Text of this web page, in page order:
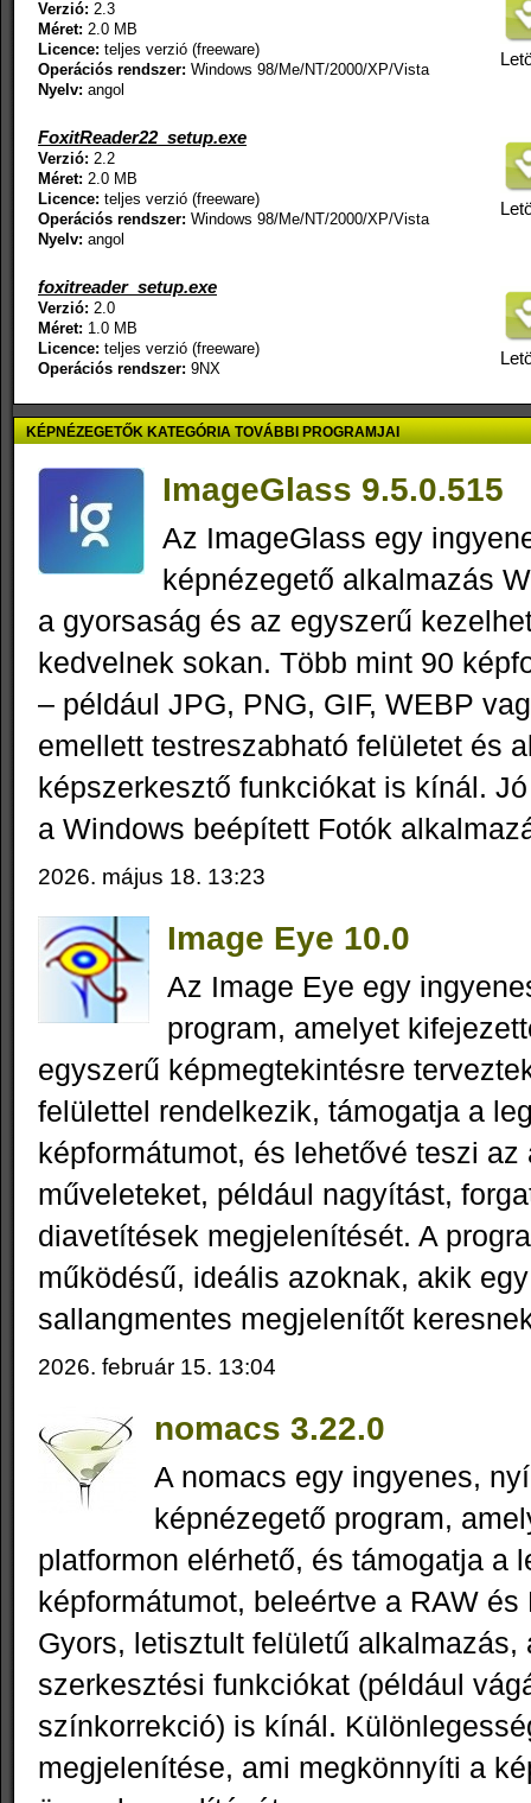
Verzió: 2.3
Méret: 2.0 MB
Licence: teljes verzió (freeware)
Operációs rendszer: Windows 98/Me/NT/2000/XP/Vista
Nyelv: angol
FoxitReader22_setup.exe
Verzió: 2.2
Méret: 2.0 MB
Licence: teljes verzió (freeware)
Operációs rendszer: Windows 98/Me/NT/2000/XP/Vista
Nyelv: angol
foxitreader_setup.exe
Verzió: 2.0
Méret: 1.0 MB
Licence: teljes verzió (freeware)
Operációs rendszer: 9NX
KÉPNÉZEGETŐK KATEGÓRIA TOVÁBBI PROGRAMJAI
ImageGlass 9.5.0.515
Az ImageGlass egy
képnézegető alkalmazás
a gyorsaság és az egyszerű
kedvelnek sokan. Több mint 90
– például JPG, PNG, GIF, WEBP
emellett testreszabható felületet és
képszerkesztő funkciókat is kínál.
a Windows beépített Fotók
2026. május 18. 13:23
Image Eye 10.0
Az Image Eye egy
program, amelyet
egyszerű képmegtekintésre
felülettel rendelkezik, támogatja a
képformátumot, és lehetővé teszi az
műveleteket, például nagyítást,
diavetítések megjelenítését. A
működésű, ideális azoknak, akik
sallangmentes megjelenítőt
2026. február 15. 13:04
nomacs 3.22.0
A nomacs egy ingyenes,
képnézegető program,
platformon elérhető, és támogatja a
képformátumot, beleértve a RAW
Gyors, letisztult felületű alkalmazás,
szerkesztési funkciókat (például
színkorrekció) is kínál.
megjelenítése, ami megkönnyíti a